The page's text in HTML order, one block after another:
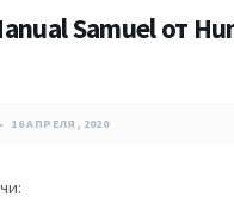
Samuel от
16 АПРЕЛЯ, 2020